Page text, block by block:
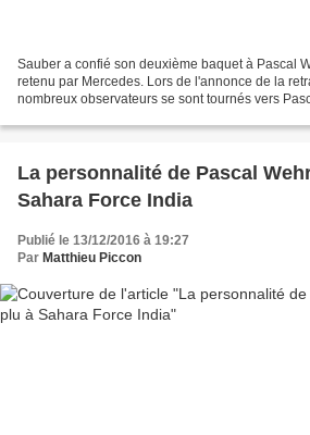
Sauber a confié son deuxième baquet à Pascal
retenu par Mercedes. Lors de l'annonce de la
nombreux observateurs se sont tournés vers
La personnalité de Pascal
Sahara Force India
Publié le 13/12/2016 à 19:27
Par Matthieu Piccon